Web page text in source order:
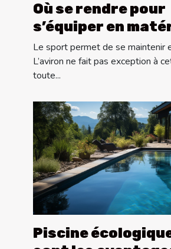
Où se rendre pour
s’équiper en
la pratique de
Le sport permet de se maintenir
L’aviron ne fait pas exception à
toute...
Piscine